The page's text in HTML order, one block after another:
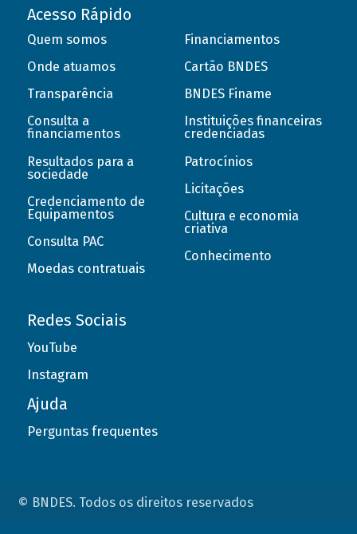
Acesso Rápido
Quem somos
Onde atuamos
Transparência
Consulta a
financiamentos
Resultados para a
sociedade
Credenciamento de
Equipamentos
Consulta PAC
Moedas contratuais
Financiamentos
Cartão BNDES
BNDES Finame
Instituições financeiras
credenciadas
Patrocínios
Licitações
Cultura e economia
criativa
Conhecimento
Redes Sociais
YouTube
Instagram
Ajuda
Perguntas frequentes
© BNDES. Todos os direitos reservados